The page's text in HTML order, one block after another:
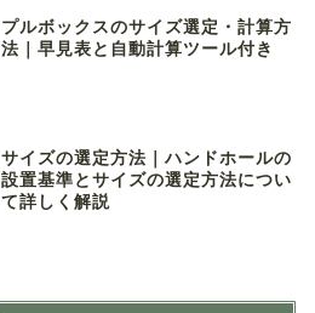
プルボックスのサイズ選定・計算方
法｜早見表と自動計算ツール付き
サイズの選定方法｜ハンドホールの
設置基準とサイズの選定方法につい
て詳しく解説